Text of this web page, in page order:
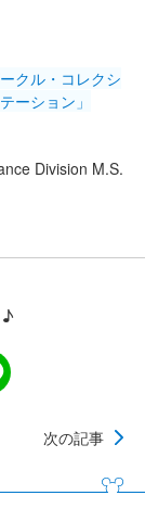
クル・コレクシ
ーション」
Division M.S.
次の記事